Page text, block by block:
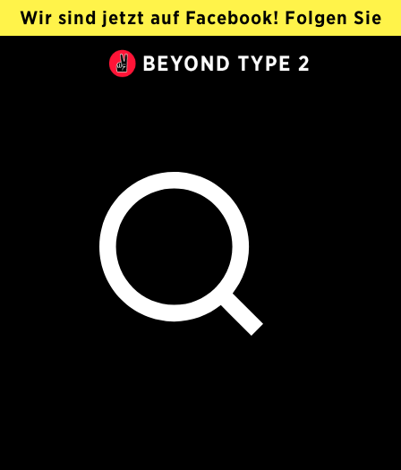
Wir sind jetzt auf Facebook! Folgen Sie
@Beyond Type 2 Auf Deutsch ›